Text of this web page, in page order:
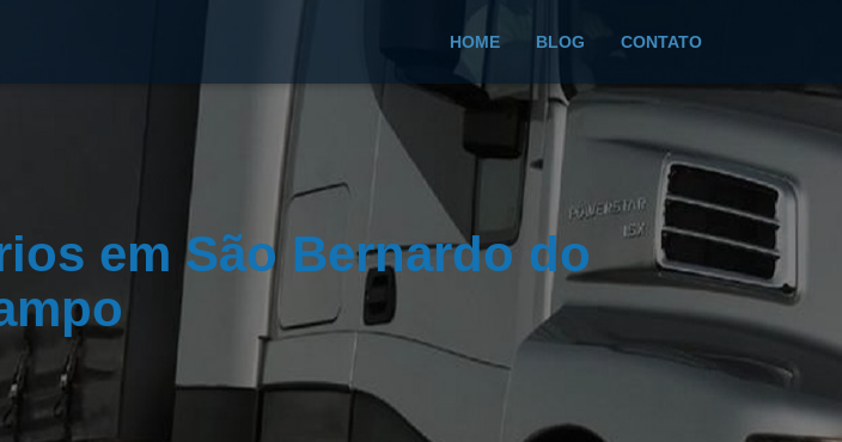
HOME BLOG CONTATO
em São Bernardo do